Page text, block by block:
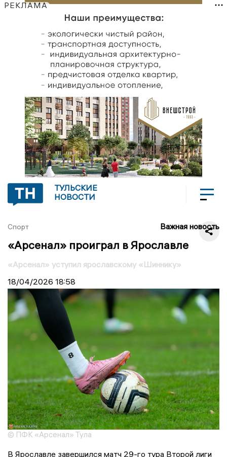
РЕКЛАМА
ТУЛЬСКИЕ
НОВОСТИ
Спорт Важная новость
«Арсенал» проиграл в Ярославле
«Арсенал» уступил ярославскому «Шиннику»
18/04/2026 18:58
© ПФК «Арсенал» Тула
В Ярославле завершился матч 29-го тура Второй лиги